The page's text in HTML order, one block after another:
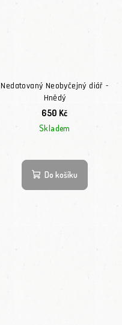
Nedatovaný Neobyčejný diář -
Hnědý
650 Kč
Skladem
Do košíku